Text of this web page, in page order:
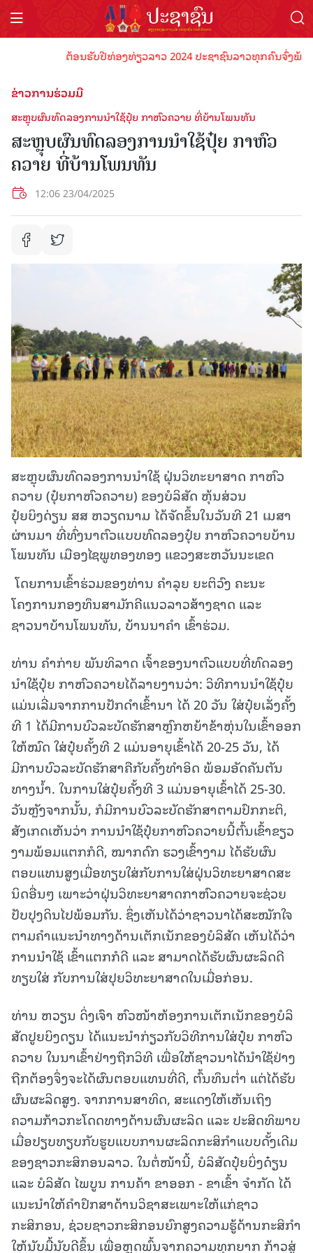
ຕ້ອນຮັບປີທ່ອງທ່ຽວລາວ 2024 ປະຊາຊົນລາວທຸກຄົນຈົ່ງພ້ອ
ຂ່າວການຮ່ວມມື
ສະຫຼຸບຜົນທົດລອງການນໍາໃຊ້ປຸ໋ຍ ກາຫົວຄວາຍ ທີ່ບ້ານໂພນທັນ
ສະຫຼຸບຜົນທົດລອງການນໍາໃຊ້ປຸ໋ຍ ກາຫົວ
ຄວາຍ ທີ່ບ້ານໂພນທັນ
12:06 23/04/2025
ສະຫຼຸບຜົນທົດລອງການນໍາໃຊ້ ຝຸ່ນວິທະຍາສາດ ກາຫົວ
ຄວາຍ (ປຸ໋ຍກາຫົວຄວາຍ) ຂອງບໍລິສັດ ຫຸ້ນສ່ວນ
ປຸ໋ຍບິງດ່ຽນ ສສ ຫວຽດນາມ ໄດ້ຈັດຂຶ້ນໃນວັນທີ 21 ເມສາ
ຜ່ານມາ ທີ່ທົ່ງນາຕົວແບບທົດລອງປຸ໋ຍ ກາຫົວຄວາຍບ້ານ
ໂພນທັນ ເມືອງໄຊພູທອງທອງ ແຂວງສະຫວັນນະເຂດ
ໂດຍການເຂົ້າຮ່ວມຂອງທ່ານ ຄໍາລຸຍ ຍະຕິວົງ ຄະນະ
ໂຄງການກອງທຶນສາມັກຄີແນວລາວສ້າງຊາດ ແລະ
ຊາວນາບ້ານໂພນທັນ, ບ້ານນາຄໍາ ເຂົ້າຮ່ວມ.
ທ່ານ ຄໍາກ່າຍ ພັນທິລາດ ເຈົ້າຂອງນາຕົວແບບທີ່ທົດລອງ
ນຳໃຊ້ປຸ໋ຍ ກາຫົວຄວາຍໄດ້ລາຍງານວ່າ: ວິທີການນໍາໃຊ້ປຸ໋ຍ
ແມ່ນເລີ່ມຈາກການປັກດໍາເຂົ້ານາ ໄດ້ 20 ວັນ ໃສ່ປຸ໋ຍເລັ່ງຄັ້ງ
ທີ 1 ໄດ້ມີການບົວລະບັດຮັກສາຫຼົກຫຍ້າຂ້າຫຸ່ນໃນເຂົ້າອອກ
ໃຫ້ໝົດ ໃສ່ປຸ໋ຍຄັ້ງທີ 2 ແມ່ນອາຍຸເຂົ້າໄດ້ 20-25 ວັນ, ໄດ້
ມີການບົວລະບັດຮັກສາຄືກັບຄັ້ງທຳອິດ ພ້ອມອັດຄັນຕັນ
ທາງນ້ຳ. ໃນການໃສ່ປຸ໋ຍຄັ້ງທີ 3 ແມ່ນອາຍຸເຂົ້າໄດ້ 25-30.
ວັນຫຼັງຈາກນັ້ນ, ກໍມີການບົວລະບັດຮັກສາຕາມປົກກະຕິ,
ສັງເກດເຫັນວ່າ ການນໍາໃຊ້ປຸ໋ຍກາຫົວຄວາຍນີ້ຕົ້ນເຂົ້າຂຽວ
ງາມພ້ອມແຕກກໍດີ, ໝາກດົກ ຮວງເຂົ້າງາມ ໄດ້ຮັບຜົນ
ຕອບແທນສູງເມື່ອທຽບໃສ່ກັບການໃສ່ຝຸ່ນວິທະຍາສາດສະ
ນິດອື່ນໆ ເພາະວ່າຝຸ່ນວິທະຍາສາດກາຫົວຄວາຍຈະຊ່ວຍ
ປັບປຸງດິນໄປພ້ອມກັນ. ຊຶ່ງເຫັນໄດ້ວ່າຊາວນາໄດ້ສະໝັກໃຈ
ຕາມຄໍາແນະນໍາທາງດ້ານເຕັກເນັກຂອງບໍລິສັດ ເຫັນໄດ້ວ່າ
ການນໍາໃຊ້ ເຂົ້າແຕກກໍດີ ແລະ ສາມາດໄດ້ຮັບຜົນຜະລິດດີ
ທຽບໃສ່ ກັບການໃສ່ປຸຍວິທະຍາສາດໃນເມື່ອກ່ອນ.
ທ່ານ ຫວຽນ ດິ່ງເຈົາ ຫົວໜ້າຫ້ອງການເຕັກເນັກຂອງບໍລິ
ສັດປູຍບິງດຽນ ໄດ້ແນະນຳກ່ຽວກັບວິທີການໃສ່ປຸ໋ຍ ກາຫົວ
ຄວາຍ ໃນນາເຂົ້າຢ່າງຖືກວິທີ ເພື່ອໃຫ້ຊາວນາໄດ້ນຳໃຊ້ຢ່າງ
ຖືກຕ້ອງຈຶ່ງຈະໄດ້ຜົນຕອບແທນທີ່ດີ, ຕົ້ນທຶນຕ່ຳ ແຕ່ໄດ້ຮັບ
ຜົນຜະລິດສູງ. ຈາກການສາທິດ, ສະແດງໃຫ້ເຫັນເຖິງ
ຄວາມກ້າວກະໂດດທາງດ້ານຜົນຜະລິດ ແລະ ປະສິດທິພາບ
ເມື່ອປຽບທຽບກັບຮູບແບບການຜະລິດກະສິກຳແບບດັ້ງເດີມ
ຂອງຊາວກະສິກອນລາວ. ໃນຕໍ່ໜ້ານີ້, ບໍລິສັດປຸ໋ຍບິ່ງດ໋ຽນ
ແລະ ບໍລິສັດ ໄພບູນ ການຄ້າ ຂາອອກ - ຂາເຂົ້າ ຈໍາກັດ ໄດ້
ແນະນໍາໃຫ້ຄໍາປຶກສາດ້ານວິຊາສະເພາະໃຫ້ແກ່ຊາວ
ກະສິກອນ, ຊ່ວຍຊາວກະສິກອນຍົກສູງຄວາມຮູ້ດ້ານກະສິກໍາ
ໃຫ້ນັບມື້ນັບດີຂຶ້ນ ເພື່ອຫຼຸດພົ້ນຈາກຄວາມທຸກຍາກ ກ້າວສູ່